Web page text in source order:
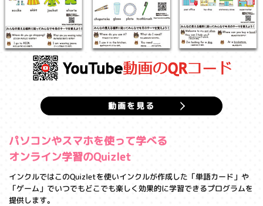
動画を見る
パソコンやスマホを使って学べる
オンライン学習のQuizlet
インクルではこのQuizletを使いインクルが作成した「単語カード」や
「ゲーム」でいつでもどこでも楽しく効果的に学習できるプログラムを
提供します。